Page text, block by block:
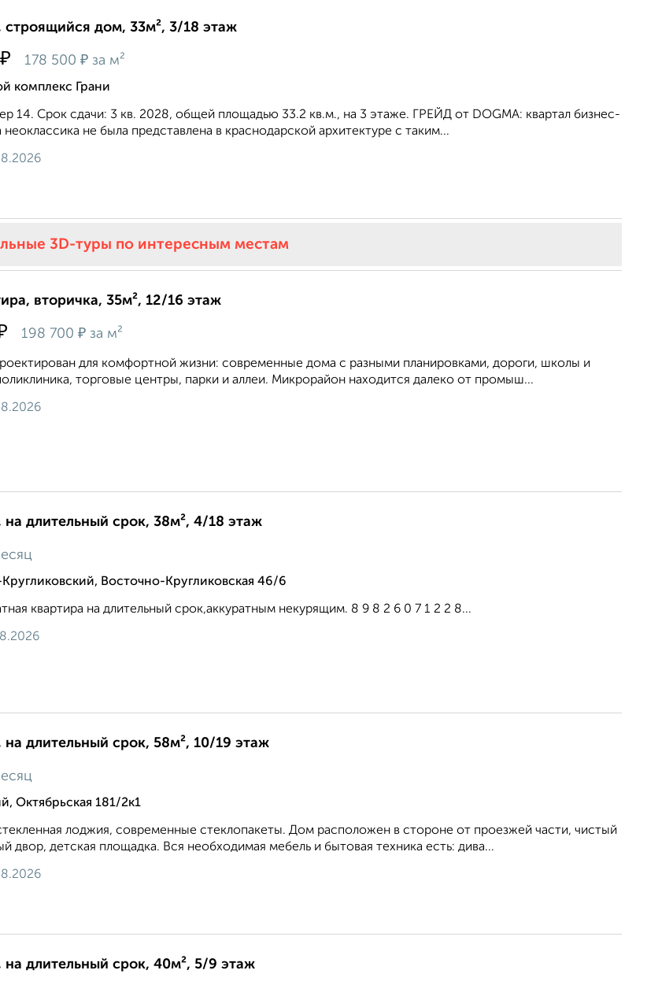
строящийся дом, 33м², 3/18 этаж
₽ 178 500 ₽ за м²
комплекс Грани
14. Срок сдачи: 3 кв. 2028, общей площадью 33.2 кв.м., на 3 этаже. ГРЕЙД от DOGMA: квартал бизнес-
неоклассика не была представлена в краснодарской архитектуре с таким...
3D-туры по интересным местам
вторичка, 35м², 12/16 этаж
198 700 ₽ за м²
для комфортной жизни: современные дома с разными планировками, дороги, школы и
торговые центры, парки и аллеи. Микрорайон находится далеко от промыш...
на длительный срок, 38м², 4/18 этаж
Восточно-Кругликовская 46/6
квартира на длительный срок,аккуратным некурящим. 8 9 8 2 6 0 7 1 2 2 8...
на длительный срок, 58м², 10/19 этаж
Октябрьская 181/2к1
лоджия, современные стеклопакеты. Дом расположен в стороне от проезжей части, чистый
двор, детская площадка. Вся необходимая мебель и бытовая техника есть: дива...
на длительный срок, 40м², 5/9 этаж